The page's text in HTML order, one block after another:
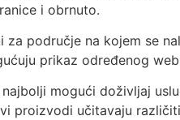
i obrnuto.
područje na kojem se
prikaz određenog
mogući doživljaj
proizvodi učitavaju